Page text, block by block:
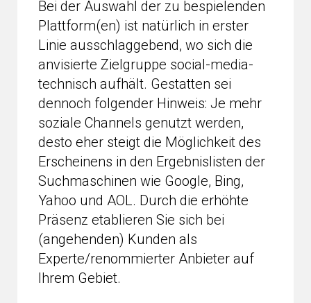
Bei der Auswahl der zu bespielenden
Plattform(en) ist natürlich in erster
Linie ausschlaggebend, wo sich die
anvisierte Zielgruppe social-media-
technisch aufhält. Gestatten sei
dennoch folgender Hinweis: Je mehr
soziale Channels genutzt werden,
desto eher steigt die Möglichkeit des
Erscheinens in den Ergebnislisten der
Suchmaschinen wie Google, Bing,
Yahoo und AOL. Durch die erhöhte
Präsenz etablieren Sie sich bei
(angehenden) Kunden als
Experte/renommierter Anbieter auf
Ihrem Gebiet.